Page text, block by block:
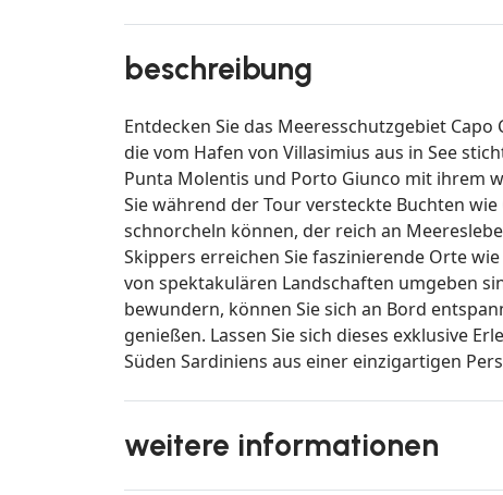
beschreibung
Entdecken Sie das Meeresschutzgebiet
die vom Hafen von Villasimius aus in See
Punta Molentis und Porto Giunco mit ihrem
Sie während der Tour versteckte Buchten wie
schnorcheln können, der reich an
Skippers erreichen Sie faszinierende Orte
von spektakulären Landschaften umgeben
bewundern, können Sie sich an Bord
genießen. Lassen Sie sich dieses exklusive
Süden Sardiniens aus einer einzigartigen
weitere informationen